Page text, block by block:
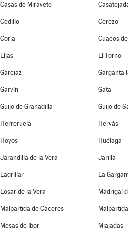
Casas de Miravete
Cedillo Cerezo
Coria Cuacos
Eljas El Torno
Garciaz Garganta
Garvín Gata
Guijo de Granadilla Guijo de
Herreruela Hervás
Hoyos Huélaga
Jarandilla de la Vera Jarilla
Ladrillar La
Losar de la Vera Madrigal
Malpartida de Cáceres
Mesas de Ibor Miajadas